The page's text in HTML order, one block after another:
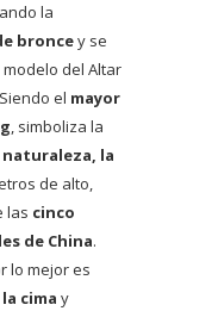
la
broncey se
del Altar
el mayor
, simboliza la
la
de alto,
las cinco
de China.
lo mejor es
cima y